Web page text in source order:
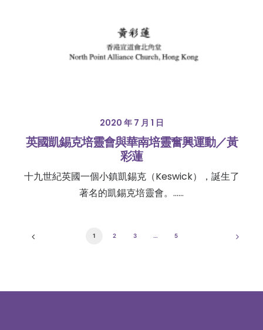
2020 年 7 月 1 日
英國凱錫克培靈會與華南培靈奮興運動／黃
彩蓮
十九世紀英國一個小鎮凱錫克（Keswick），誕生了
著名的凱錫克培靈會。……
1 2 3 … 5